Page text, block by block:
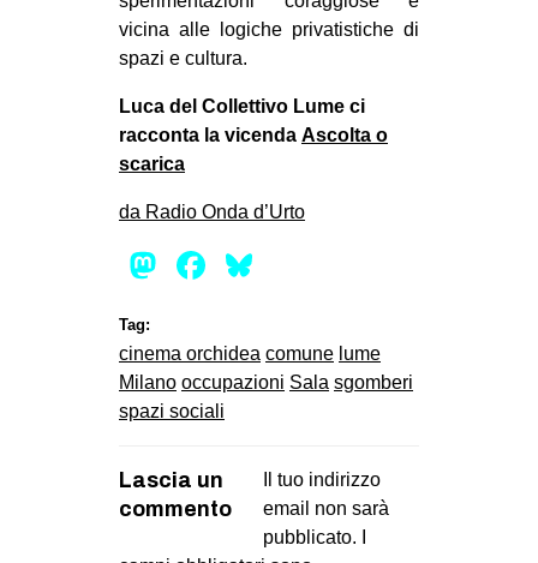
vicina alle logiche privatistiche di
spazi e cultura.
Luca del Collettivo Lume ci
racconta la vicenda Ascolta o
scarica
da Radio Onda d’Urto
Mastodon
Facebook
Tag:
cinema orchidea comune lume
Milano occupazioni Sala sgomberi
spazi sociali
Lascia un
commento
Il tuo indirizzo
email non sarà
pubblicato.